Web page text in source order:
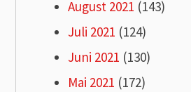
August 2021 (143)
Juli 2021 (124)
Juni 2021 (130)
Mai 2021 (172)